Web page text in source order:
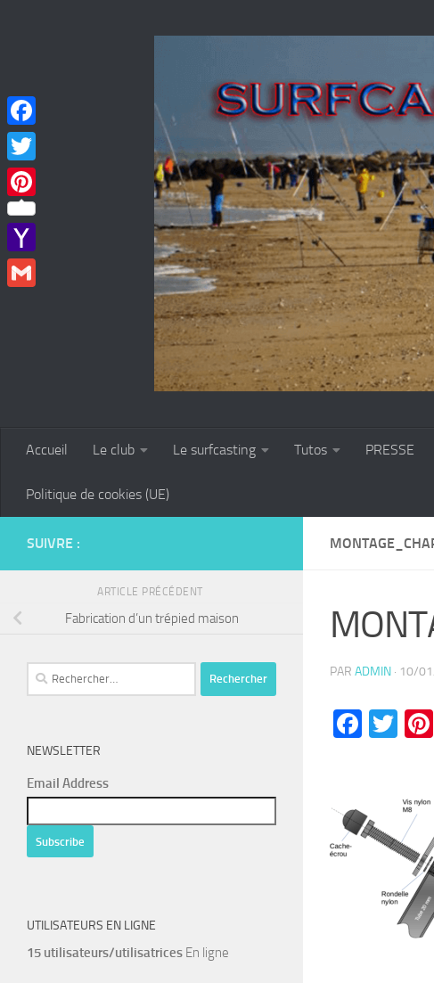
Accueil Le club Le surfcasting Tutos PRESSE
Politique de cookies (UE)
PAR ADMIN · 10/
SUIVRE :
ARTICLE PRÉCÉDENT
Fabrication d’un trépied maison
Rechercher :
NEWSLETTER
Email Address
UTILISATEURS EN LIGNE
15 utilisateurs/utilisatrices En ligne
Facebook
Twitter
Pinterest
Yahoo